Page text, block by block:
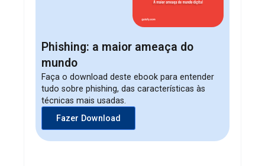
Phishing: a maior ameaça do
mundo
Faça o download deste ebook para entender
tudo sobre phishing, das características às
técnicas mais usadas.
Fazer Download